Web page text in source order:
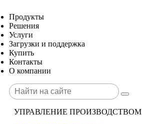
Продукты
Решения
Услуги
Загрузки и поддержка
Купить
Контакты
О компании
УПРАВЛЕНИЕ ПРОИЗВОДСТВОМ